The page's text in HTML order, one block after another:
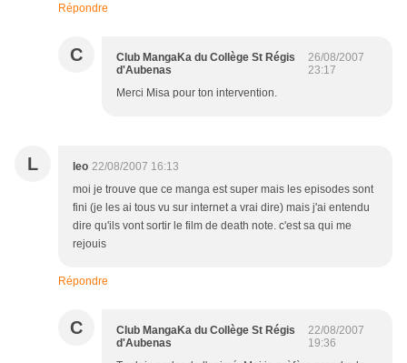
Répondre
C
Club MangaKa du Collège St Régis
d'Aubenas
26/08/2007
23:17
Merci Misa pour ton intervention.
L leo 22/08/2007 16:13
moi je trouve que ce manga est super mais les episodes sont
fini (je les ai tous vu sur internet a vrai dire) mais j'ai entendu
dire qu'ils vont sortir le film de death note. c'est sa qui me
rejouis
Répondre
C
Club MangaKa du Collège St Régis
d'Aubenas
22/08/2007
19:36